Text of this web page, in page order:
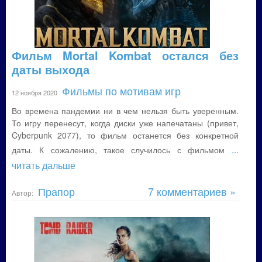
Фильм Mortal Kombat остался без
даты выхода
12 ноября 2020 Фильмы по мотивам игр
Во времена пандемии ни в чем нельзя быть уверенным.
То игру перенесут, когда диски уже напечатаны (привет,
Cyberpunk 2077), то фильм останется без конкретной
даты. К сожалению, такое случилось с фильмом ...
читать дальше
Автор: Прапор 7 комментариев »